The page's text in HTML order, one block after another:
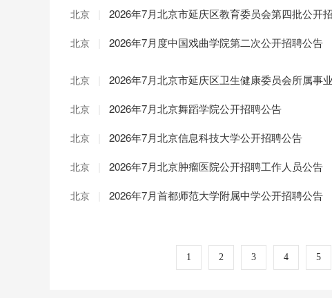
北京 2026年7月北京市延庆区教育委员会第四批公开
北京 2026年7月度中国戏曲学院第二次公开招聘公告
北京 2026年7月北京市延庆区卫生健康委员会所属事
北京 2026年7月北京舞蹈学院公开招聘公告
北京 2026年7月北京信息科技大学公开招聘公告
北京 2026年7月北京肿瘤医院公开招聘工作人员公告
北京 2026年7月首都师范大学附属中学公开招聘公告
1 2 3 4 5